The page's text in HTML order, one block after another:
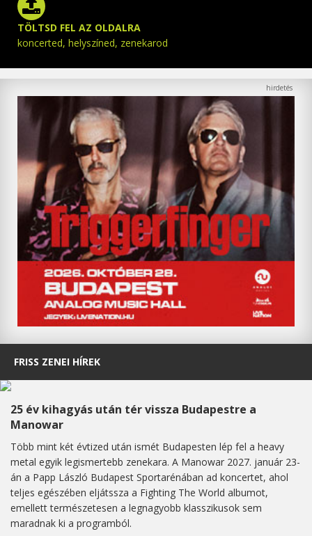
TÖLTSD FEL AZ OLDALRA
koncerted, helyszíned, zenekarod
FRISS ZENEI HÍREK
25 év kihagyás után tér vissza Budapestre a
Manowar
Több mint két évtized után ismét Budapesten lép fel a heavy
metal egyik legismertebb zenekara. A Manowar 2027. január 23-
án a Papp László Budapest Sportarénában ad koncertet, ahol
teljes egészében eljátssza a Fighting The World albumot,
emellett természetesen a legnagyobb klasszikusok sem
maradnak ki a programból.